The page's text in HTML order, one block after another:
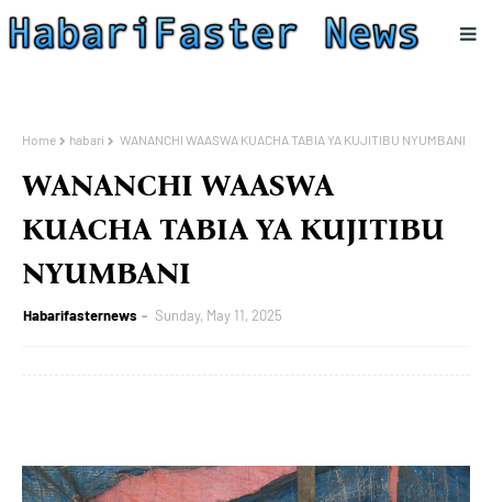
Home habari WANANCHI WAASWA KUACHA TABIA YA KUJITIBU NYUMBANI
WANANCHI WAASWA
KUACHA TABIA YA KUJITIBU
NYUMBANI
Habarifasternews Sunday, May 11, 2025